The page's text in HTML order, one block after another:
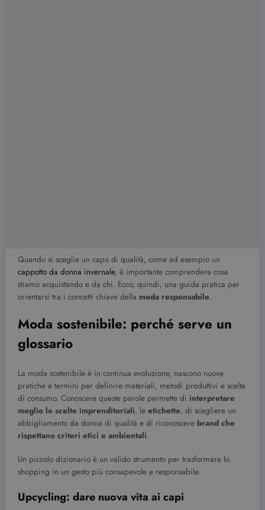
Quando si sceglie un capo di qualità, come ad esempio un
cappotto da donna invernale, è importante comprendere cosa
stiamo acquistando e da chi. Ecco, quindi, una guida pratica per
orientarsi tra i concetti chiave della moda responsabile.
Moda sostenibile: perché serve un
glossario
La moda sostenibile è in continua evoluzione, nascono nuove
pratiche e termini per definire materiali, metodi produttivi e scelte
di consumo. Conoscere queste parole permette di interpretare
meglio le scelte imprenditoriali, le etichette, di scegliere un
abbigliamento da donna di qualità e di riconoscere brand che
rispettano criteri etici e ambientali.
Un piccolo dizionario è un valido strumento per trasformare lo
shopping in un gesto più consapevole e responsabile.
Upcycling: dare nuova vita ai capi